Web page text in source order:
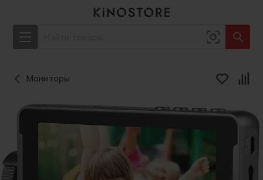
Мониторы